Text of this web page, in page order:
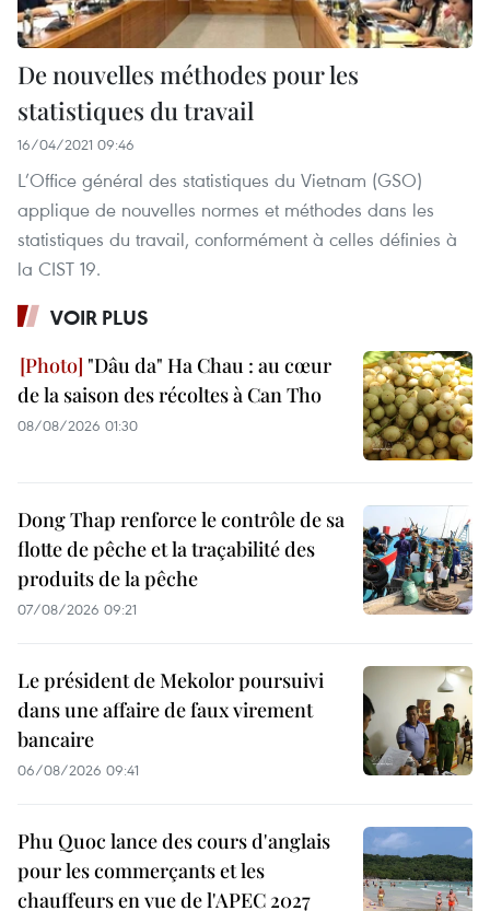
De nouvelles méthodes pour les
statistiques du travail
16/04/2021 09:46
L’Office général des statistiques du Vietnam (GSO)
applique de nouvelles normes et méthodes dans les
statistiques du travail, conformément à celles définies à
la CIST 19.
VOIR PLUS
"Dâu da" Ha Chau : au cœur
de la saison des récoltes à Can Tho
08/08/2026 01:30
Dong Thap renforce le contrôle de sa
flotte de pêche et la traçabilité des
produits de la pêche
07/08/2026 09:21
Le président de Mekolor poursuivi
dans une affaire de faux virement
bancaire
06/08/2026 09:41
Phu Quoc lance des cours d'anglais
pour les commerçants et les
chauffeurs en vue de l'APEC 2027